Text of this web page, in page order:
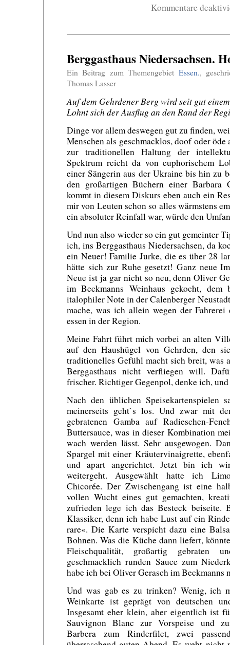
Kommentare
Berggasthaus Niedersachsen.
Ein Beitrag zum Themengebiet Essen.,
Thomas Lasser
Auf dem Gehrdener Berg wird seit gut
Lohnt sich der Ausflug an den Rand der
Dinge vor allem deswegen gut zu finden,
Menschen als geschmacklos, doof oder öde
zur traditionellen Haltung der
Spektrum reicht da von euphorischem
einer Sängerin aus der Ukraine bis hin zu
den großartigen Büchern einer Barbara
kommt in diesem Diskurs eben auch ein
mir von Leuten schon so alles wärmstens
ein absoluter Reinfall war, würde den
Und nun also wieder so ein gut gemeinter
ich, ins Berggasthaus Niedersachsen, da
ein Neuer! Familie Jurke, die es über 28
hätte sich zur Ruhe gesetzt! Ganz neue
Neue ist ja gar nicht so neu, denn Oliver
im Beckmanns Weinhaus gekocht, dem
italophiler Note in der Calenberger
mache, was ich allein wegen der
essen in der Region.
Meine Fahrt führt mich vorbei an alten
auf den Haushügel von Gehrden, den
traditionelles Gefühl macht sich breit, was
Berggasthaus nicht verfliegen will.
frischer. Richtiger Gegenpol, denke ich,
Nach den üblichen Speisekartenspielen
meinerseits geht`s los. Und zwar mit
gebratenen Gamba auf Radieschen-
Buttersauce, was in dieser Kombination
wach werden lässt. Sehr ausgewogen.
Spargel mit einer Kräutervinaigrette,
und apart angerichtet. Jetzt bin ich
weitergeht. Ausgewählt hatte ich
Chicorée. Der Zwischengang ist eine
vollen Wucht eines gut gemachten,
zufrieden lege ich das Besteck beiseite.
Klassiker, denn ich habe Lust auf ein
rare«. Die Karte verspicht dazu eine
Bohnen. Was die Küche dann liefert,
Fleischqualität, großartig gebraten
geschmacklich runden Sauce zum
habe ich bei Oliver Gerasch im Beckmanns
Und was gab es zu trinken? Wenig, ich
Weinkarte ist geprägt von deutschen
Insgesamt eher klein, aber eigentlich ist
Sauvignon Blanc zur Vorspeise und
Barbera zum Rinderfilet, zwei